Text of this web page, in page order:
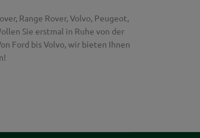
Range Rover, Volvo, Peugeot,
Sie erstmal in Ruhe von der
Ford bis Volvo, wir bieten Ihnen